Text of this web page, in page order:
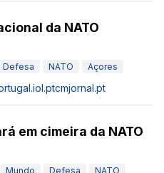
da NATO
Defesa NATO Açores
cmjornal.pt
em cimeira da NATO
Mundo Defesa NATO